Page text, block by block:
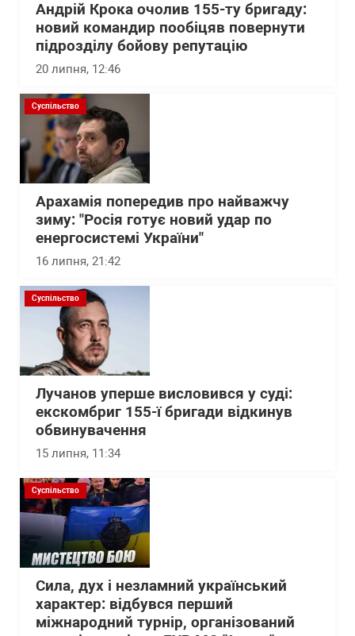
Андрій Крока очолив 155-ту бригаду:
новий командир пообіцяв повернути
підрозділу бойову репутацію
20 липня, 12:46
Суспільство
Арахамія попередив про найважчу
зиму: "Росія готує новий удар по
енергосистемі України"
16 липня, 21:42
Суспільство
Лучанов уперше висловився у суді:
екскомбриг 155-ї бригади відкинув
обвинувачення
15 липня, 11:34
Суспільство
Сила, дух і незламний український
характер: відбувся перший
міжнародний турнір, організований